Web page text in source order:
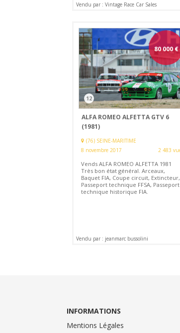
Vendu par : Vintage Race Car Sales
80 000€
12
ALFA ROMEO ALFETTA GTV 6
(1981)
(76) SEINE-MARITIME
8 novembre 2017
2 483
Vends ALFA ROMEO ALFETTA 1981
Très bon état général. Arceaux,
Baquet FIA, Coupe circuit, Extincteur,
Passeport technique FFSA, Passeport
technique historique FIA.
Vendu par : jeanmarc bussolini
INFORMATIONS
Mentions Légales